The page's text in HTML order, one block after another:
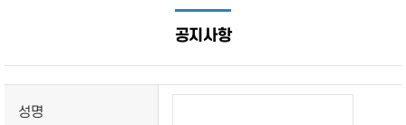
공지사항
성명